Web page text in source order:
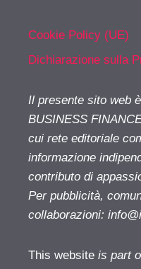
Cookie Policy (UE)
Dichiarazione sulla
Il presente sito web
BUSINESS
cui rete editoriale
informazione
contributo di
Per pubblicità,
collaborazioni:
This website is part